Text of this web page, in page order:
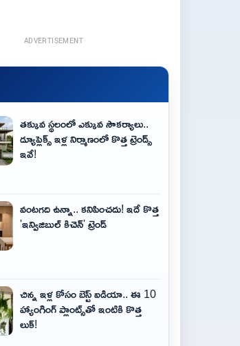
ADVERTISEMENT
తక్కువ స్థలంలో ఎక్కువ సౌకర్యాలు..
డ్యూప్లెక్స్ ఇళ్ల నిర్మాణంలో కొత్త ట్రెండ్స్
ఇవే!
వంటగది ఉన్నా.. కనిపించదు! ఇదే కొత్త
'ఇన్విజిబుల్ కిచెన్' ట్రెండ్
చిన్న ఇళ్ల కోసం బెస్ట్ ఐడియా.. ఈ 10
హ్యాంగింగ్ ప్లాంట్స్‌తో ఇంటికి కొత్త
లుక్!